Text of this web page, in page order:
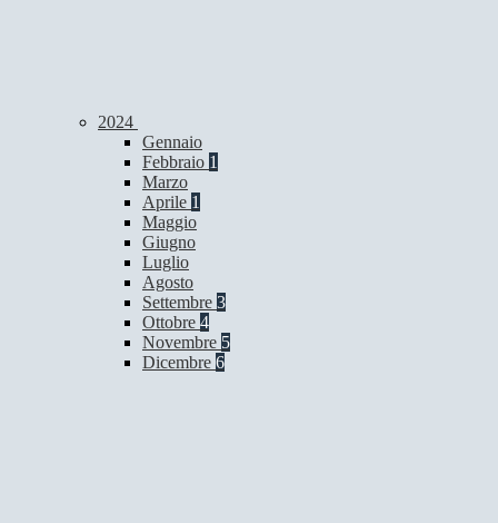
2024
Gennaio
Febbraio 1
Marzo
Aprile 1
Maggio
Giugno
Luglio
Agosto
Settembre 3
Ottobre 4
Novembre 5
Dicembre 6